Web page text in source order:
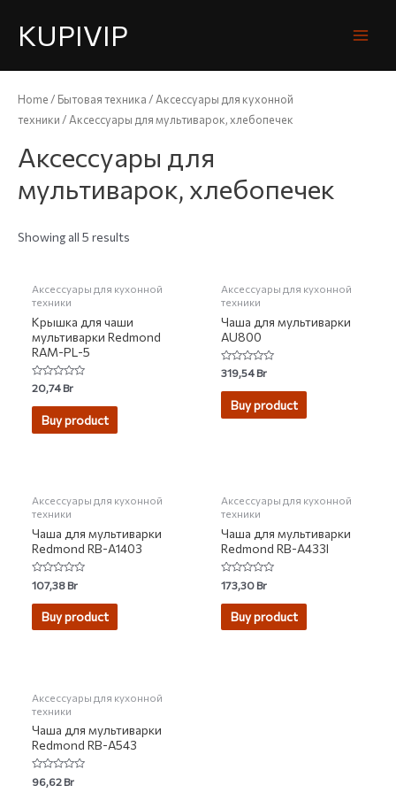
KUPIVIP
Home / Бытовая техника / Аксессуары для кухонной
техники / Аксессуары для мультиварок, хлебопечек
Аксессуары для
мультиварок, хлебопечек
Showing all 5 results
НЕТ НА СКЛАДЕ
Аксессуары для кухонной
техники
Крышка для чаши
мультиварки Redmond
RAM-PL-5
Rated
0
out
20,74Br
Buy product
Аксессуары для кухонной
техники
Чаша для мультиварки
AU800
Rated
0
out
319,54Br
Buy product
Аксессуары для кухонной
техники
Чаша для мультиварки
Redmond RB-A1403
Rated
0
out
107,38Br
Buy product
Аксессуары для кухонной
техники
Чаша для мультиварки
Redmond RB-A433I
Rated
0
out
173,30Br
Buy product
Аксессуары для кухонной
техники
Чаша для мультиварки
Redmond RB-A543
Rated
0
96,62Br